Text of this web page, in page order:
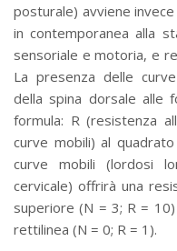
posturale) avviene
in contemporanea alla
sensoriale e motoria, e
La presenza delle
della spina dorsale alle
formula: R (resistenza
curve mobili) al
curve mobili (lordosi
cervicale) offrirà una
superiore (N = 3; R =
rettilinea (N = 0; R = 1).